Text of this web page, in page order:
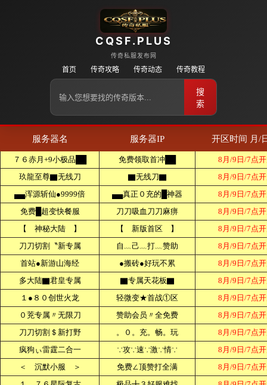
CQSF.PLUS
传奇私服发布网
首页 传奇攻略 传奇动态 传奇教程
搜
索